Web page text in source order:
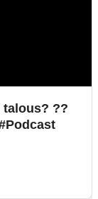
talous? ??